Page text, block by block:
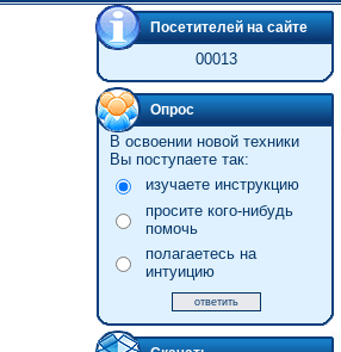
Посетителей на сайте
00013
Опрос
В освоении новой техники
Вы поступаете так:
изучаете инструкцию
просите кого-нибудь
помочь
полагаетесь на
интуицию